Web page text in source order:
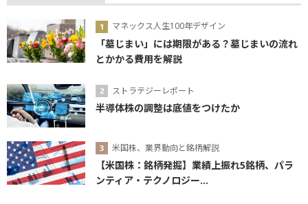
マネックス人生100年デザイン
「墓じまい」には期限がある？墓じまいの流れ
とかかる費用を解説
ストラテジーレポート
半導体株の調整は底値をつけたか
米国株、業界動向と銘柄解説
【米国株：銘柄発掘】業績上振れ5銘柄、パラ
ンティア・テクノロジー...